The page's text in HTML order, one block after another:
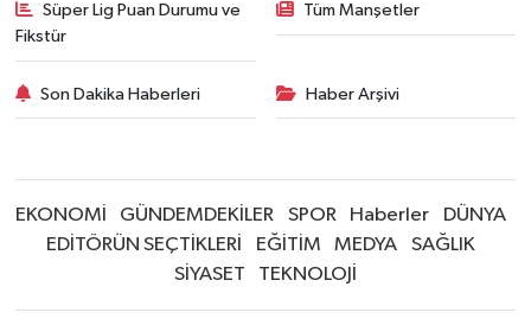
Süper Lig Puan Durumu ve
Fikstür
Tüm Manşetler
Son Dakika Haberleri Haber Arşivi
EKONOMİ GÜNDEMDEKİLER SPOR Haberler
DÜNYA
EDİTÖRÜN SEÇTİKLERİ
EĞİTİM MEDYA
SAĞLIK
SİYASET
TEKNOLOJİ